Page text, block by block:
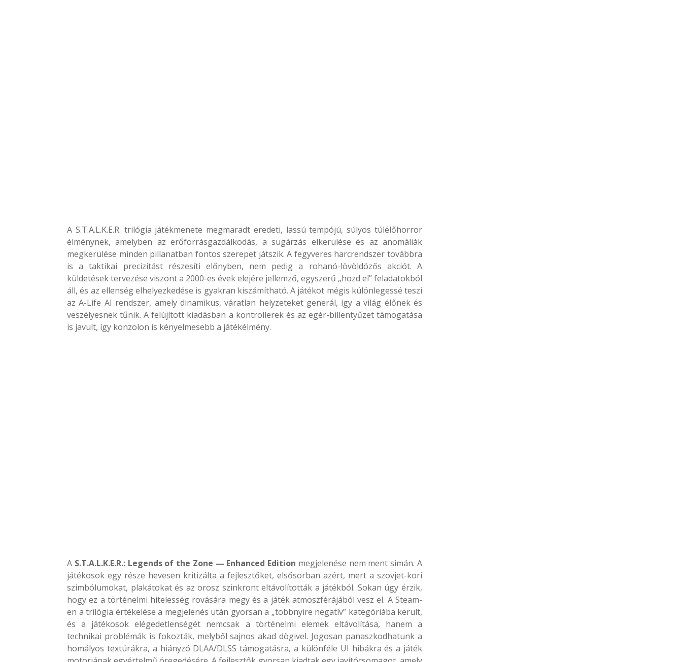
A S.T.A.L.K.E.R. trilógia játékmenete megmaradt eredeti, lassú tempójú, súlyos túlélőhorror
élménynek, amelyben az erőforrásgazdálkodás, a sugárzás elkerülése és az anomáliák
megkerülése minden pillanatban fontos szerepet játszik. A fegyveres harcrendszer továbbra
is a taktikai precizitást részesíti előnyben, nem pedig a rohanó-lövöldözős akciót. A
küldetések tervezése viszont a 2000-es évek elejére jellemző, egyszerű „hozd el” feladatokból
áll, és az ellenség elhelyezkedése is gyakran kiszámítható. A játékot mégis különlegessé teszi
az A-Life AI rendszer, amely dinamikus, váratlan helyzeteket generál, így a világ élőnek és
veszélyesnek tűnik. A felújított kiadásban a kontrollerek és az egér-billentyűzet támogatása
is javult, így konzolon is kényelmesebb a játékélmény.
A S.T.A.L.K.E.R.: Legends of the Zone — Enhanced Edition megjelenése nem ment simán. A
játékosok egy része hevesen kritizálta a fejlesztőket, elsősorban azért, mert a szovjet-kori
szimbólumokat, plakátokat és az orosz szinkront eltávolították a játékból. Sokan úgy érzik,
hogy ez a történelmi hitelesség rovására megy és a játék atmoszférájából vesz el. A Steam-
en a trilógia értékelése a megjelenés után gyorsan a „többnyire negatív” kategóriába került,
és a játékosok elégedetlenségét nemcsak a történelmi elemek eltávolítása, hanem a
technikai problémák is fokozták, melyből sajnos akad dögivel. Jogosan panaszkodhatunk a
homályos textúrákra, a hiányzó DLAA/DLSS támogatásra, a különféle UI hibákra és a játék